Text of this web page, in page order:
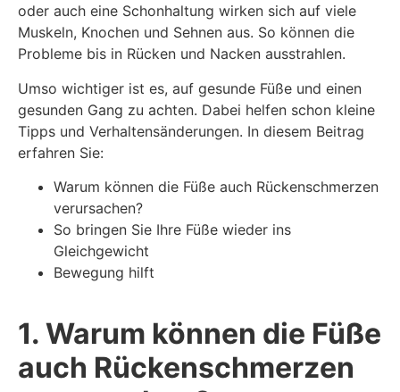
oder auch eine Schonhaltung wirken sich auf viele
Muskeln, Knochen und Sehnen aus. So können die
Probleme bis in Rücken und Nacken ausstrahlen.
Umso wichtiger ist es, auf gesunde Füße und einen
gesunden Gang zu achten. Dabei helfen schon kleine
Tipps und Verhaltensänderungen. In diesem Beitrag
erfahren Sie:
Warum können die Füße auch Rückenschmerzen
verursachen?
So bringen Sie Ihre Füße wieder ins
Gleichgewicht
Bewegung hilft
1. Warum können die Füße
auch Rückenschmerzen